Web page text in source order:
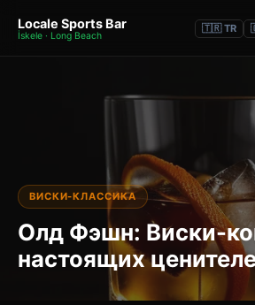
Locale Sports Bar
İskele · Long Beach
🇹🇷 TR
ВИСКИ-КЛАССИКА
Олд Фэшн: Виски-
настоящих